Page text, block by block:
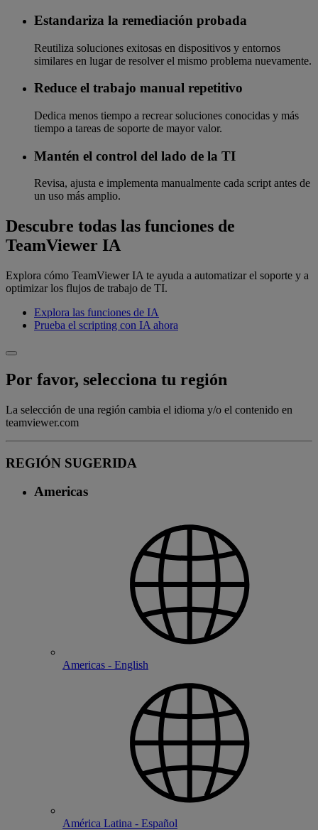
Estandariza la remediación probada
Reutiliza soluciones exitosas en dispositivos y entornos
similares en lugar de resolver el mismo problema nuevamente.
Reduce el trabajo manual repetitivo
Dedica menos tiempo a recrear soluciones conocidas y más
tiempo a tareas de soporte de mayor valor.
Mantén el control del lado de la TI
Revisa, ajusta e implementa manualmente cada script antes de
un uso más amplio.
Descubre todas las funciones de
TeamViewer IA
Explora cómo TeamViewer IA te ayuda a automatizar el soporte y a
optimizar los flujos de trabajo de TI.
Explora las funciones de IA
Prueba el scripting con IA ahora
Por favor, selecciona tu región
La selección de una región cambia el idioma y/o el contenido en
teamviewer.com
REGIÓN SUGERIDA
Americas
Americas - English
América Latina - Español